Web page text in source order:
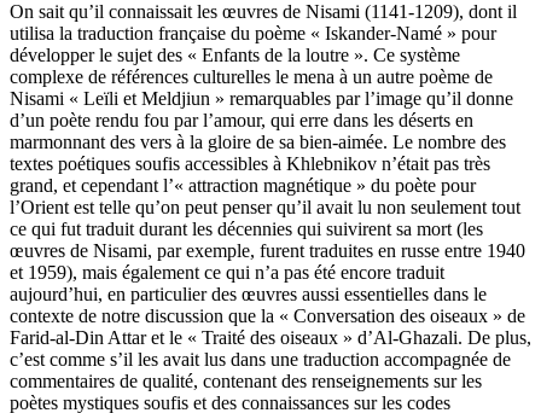
On sait qu’il connaissait les œuvres de Nisami (1141-1209), dont il
utilisa la traduction française du poème « Iskander-Namé » pour
développer le sujet des « Enfants de la loutre ». Ce système
complexe de références culturelles le mena à un autre poème de
Nisami « Leïli et Meldjiun » remarquables par l’image qu’il donne
d’un poète rendu fou par l’amour, qui erre dans les déserts en
marmonnant des vers à la gloire de sa bien-aimée. Le nombre des
textes poétiques soufis accessibles à Khlebnikov n’était pas très
grand, et cependant l’« attraction magnétique » du poète pour
l’Orient est telle qu’on peut penser qu’il avait lu non seulement tout
ce qui fut traduit durant les décennies qui suivirent sa mort (les
œuvres de Nisami, par exemple, furent traduites en russe entre 1940
et 1959), mais également ce qui n’a pas été encore traduit
aujourd’hui, en particulier des œuvres aussi essentielles dans le
contexte de notre discussion que la « Conversation des oiseaux » de
Farid-al-Din Attar et le « Traité des oiseaux » d’Al-Ghazali. De plus,
c’est comme s’il les avait lus dans une traduction accompagnée de
commentaires de qualité, contenant des renseignements sur les
poètes mystiques soufis et des connaissances sur les codes